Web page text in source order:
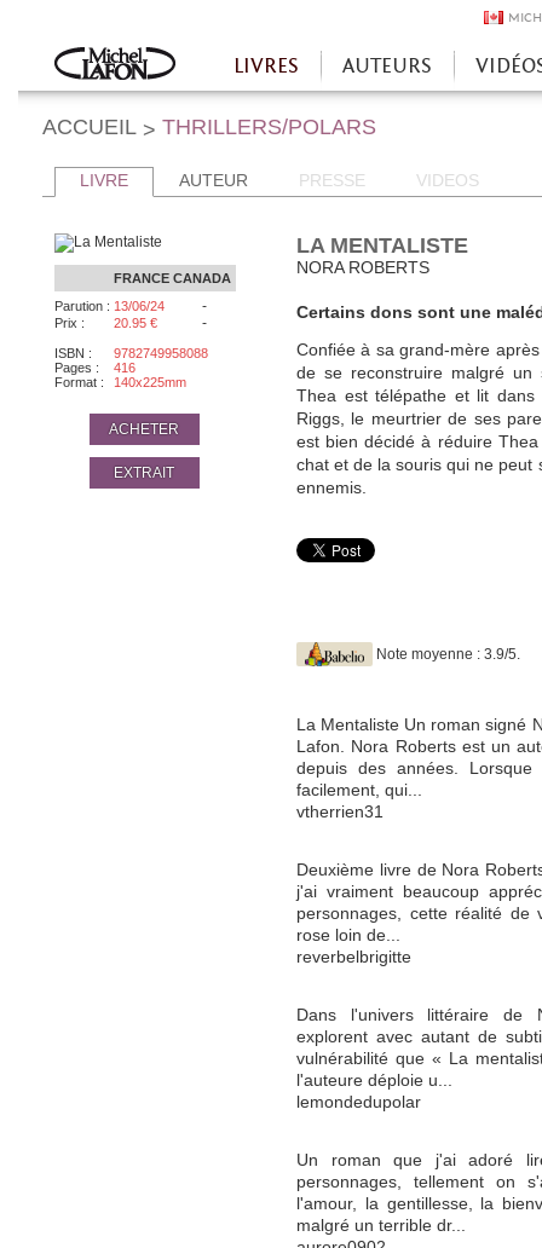
Accueil
LIVRES AUTEURS
ACCUEIL > THRILLERS/POLARS
LIVRE AUTEUR PRESSE VIDEOS
FRANCE CANADA
Parution : 13/06/24 -
Prix : 20.95 € -
ISBN :
9782749958088
Pages :
416
Format :
140x225mm
ACHETER
EXTRAIT
LA MENTALISTE
NORA ROBERTS
Certains dons sont une
Confiée à sa grand-mère
de se reconstruire malgré
Thea est télépathe et lit
Riggs, le meurtrier de ses
est bien décidé à réduire
chat et de la souris qui ne peut
ennemis.
Note moyenne : 3.9/5.
La Mentaliste Un roman signé
Lafon. Nora Roberts est un
depuis des années.
facilement, qui...
vtherrien31
Deuxième livre de Nora
j'ai vraiment beaucoup
personnages, cette réalité
rose loin de...
reverbelbrigitte
Dans l'univers littéraire de
explorent avec autant de
vulnérabilité que « La
l'auteure déploie u...
lemondedupolar
Un roman que j'ai adoré
personnages, tellement on
l'amour, la gentillesse, la
malgré un terrible dr...